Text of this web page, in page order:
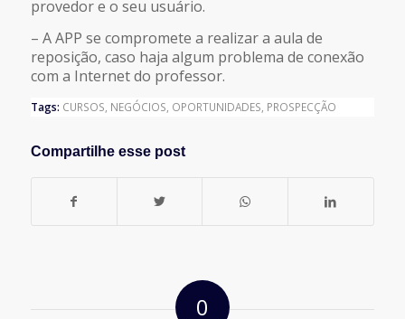
provedor e o seu usuário.
– A APP se compromete a realizar a aula de
reposição, caso haja algum problema de conexão
com a Internet do professor.
Tags: CURSOS, NEGÓCIOS, OPORTUNIDADES, PROSPECÇÃO
Compartilhe esse post
0